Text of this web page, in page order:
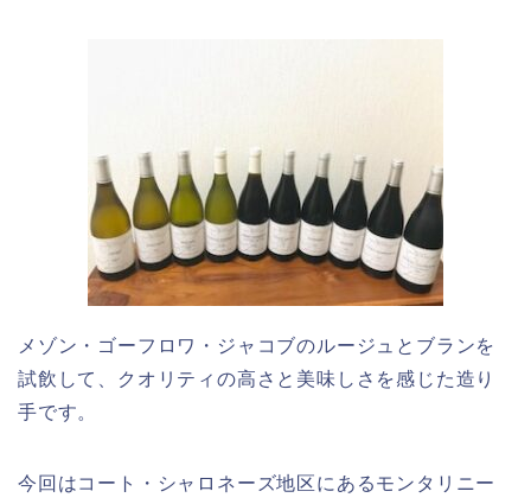
メゾン・ゴーフロワ・ジャコブのルージュとブランを
試飲して、クオリティの高さと美味しさを感じた造り
手です。
今回はコート・シャロネーズ地区にあるモンタリニー